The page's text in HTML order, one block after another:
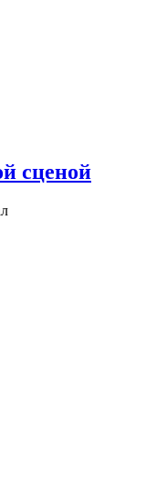
сценой